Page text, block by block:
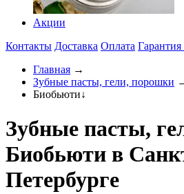
Акции
Контакты Доставка Оплата Гарантия
Главная →
Зубные пасты, гели, порошки
Биобьюти↓
Зубные пасты,
Биобьюти в
Петербурге